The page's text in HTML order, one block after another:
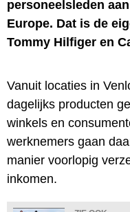
personeelsleden
Europe. Dat is de
Tommy Hilfiger en
Vanuit locaties in
dagelijks producten
winkels en
werknemers gaan
manier voorlopig
inkomen.